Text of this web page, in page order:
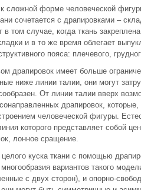
сложной форме человеческой
сочетается с драпировками –
том случае, когда ткань
и в то же время облегает
пояса: плечевого,
драпировок имеет больше
ниже линии талии, они могут
От линии талии вверх
драпировок, которые,
человеческой фигуры.
которого представляет собой
лонное сращение.
куска ткани с помощью
вариантов такого
с двух сторон), и опорно-